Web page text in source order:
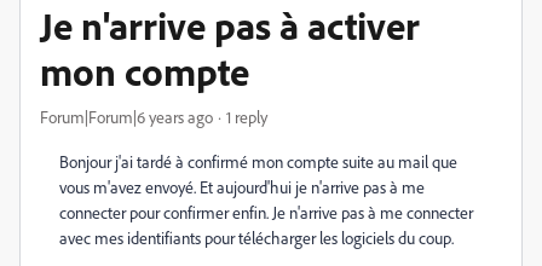
Je n'arrive pas à activer
mon compte
Forum|Forum|6 years ago 1 reply
Bonjour j'ai tardé à confirmé mon compte suite au mail que
vous m'avez envoyé. Et aujourd'hui je n'arrive pas à me
connecter pour confirmer enfin. Je n'arrive pas à me connecter
avec mes identifiants pour télécharger les logiciels du coup.